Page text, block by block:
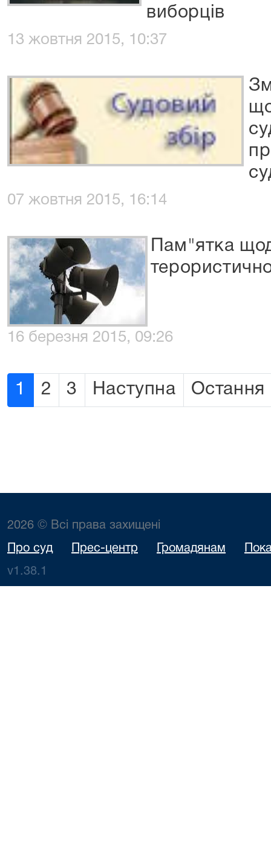
виборців
13 жовтня 2015, 10:37
07 жовтня 2015, 16:14
Пам"ятка
16 березня 2015, 09:26
1 2 3 Наступна Остання
2026 © Всі права захищені
Про суд Прес-центр Громадянам
v1.38.1